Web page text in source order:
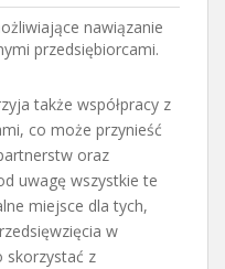
nawiązanie
przedsiębiorcami.
także współpracy z
co może przynieść
oraz
uwagę wszystkie te
miejsce dla tych,
w
skorzystać z